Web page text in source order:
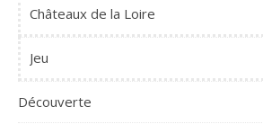
Châteaux de la Loire
Jeu
Découverte